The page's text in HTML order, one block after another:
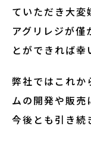
ていただき大変
アグリレジが僅
とができれば幸
弊社ではこれか
ムの開発や販売
今後とも引き続